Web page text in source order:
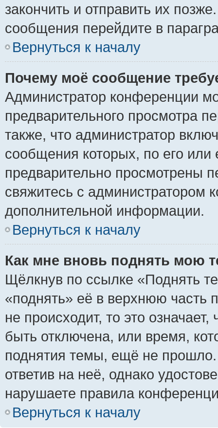
закончить и отправить их
сообщения перейдите в
Вернуться к началу
Почему моё сообщение
Администратор конференции
предварительного просмотра
также, что администратор
сообщения которых, по его
предварительно просмотрены
свяжитесь с администратором
дополнительной информации.
Вернуться к началу
Как мне вновь поднять мою
Щёлкнув по ссылке «Поднять
«поднять» её в верхнюю часть
не происходит, то это
быть отключена, или время,
поднятия темы, ещё не
ответив на неё, однако
нарушаете правила
Вернуться к началу